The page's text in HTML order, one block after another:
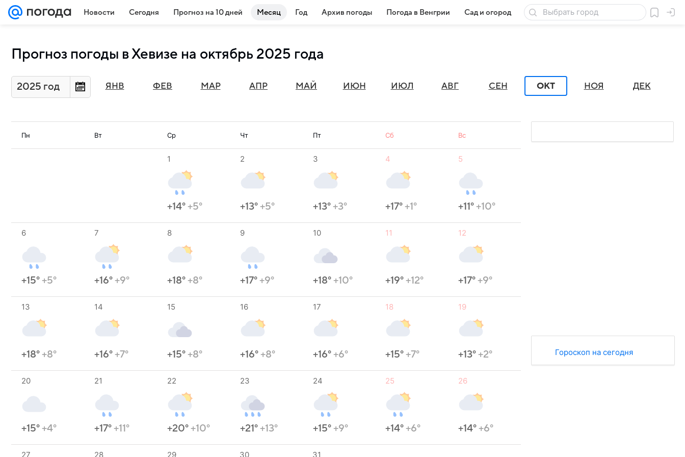
Новости Сегодня Прогноз на 10 дней Месяц Год Архив погоды Погода в Венгрии Сад и огород Товары для дачи
Прогноз погоды в Хевизе на октябрь 2025 года
2025 год ЯНВ ФЕВ МАР АПР МАЙ ИЮН ИЮЛ АВГ СЕН ОКТ НОЯ ДЕК
Пн Вт Ср Чт Пт Сб Вс
1
+14°+5°
2
+13°+5°
3
+13°+3°
4
+17°+1°
5
+11°+10°
6
+15°+5°
7
+16°+9°
8
+18°+8°
9
+17°+9°
10
+18°+10°
11
+19°+12°
12
+17°+9°
13
+18°+8°
14
+16°+7°
15
+15°+8°
16
+16°+8°
17
+16°+6°
18
+15°+7°
19
+13°+2°
20
+15°+4°
21
+17°+11°
22
+20°+10°
23
+21°+13°
24
+15°+9°
25
+14°+6°
26
+14°+6°
27 28 29 30 31
Гороскоп на сегодня